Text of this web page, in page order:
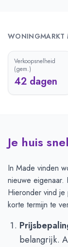
WONINGMARKT
Verkoopsnelheid
(gem.)
42 dagen
Je huis
In Made vinden
nieuwe eigenaar.
Hieronder vind je
korte termijn te
belangrijk.